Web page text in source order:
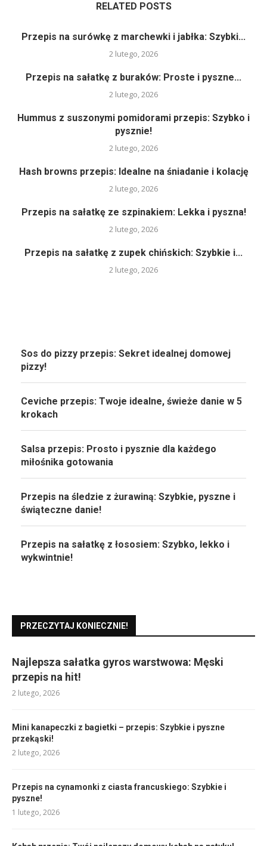
RELATED POSTS
Przepis na surówkę z marchewki i jabłka: Szybki...
2 lutego, 2026
Przepis na sałatkę z buraków: Proste i pyszne...
2 lutego, 2026
Hummus z suszonymi pomidorami przepis: Szybko i
pysznie!
2 lutego, 2026
Hash browns przepis: Idealne na śniadanie i kolację
2 lutego, 2026
Przepis na sałatkę ze szpinakiem: Lekka i pyszna!
2 lutego, 2026
Przepis na sałatkę z zupek chińskich: Szybkie i...
2 lutego, 2026
Sos do pizzy przepis: Sekret idealnej domowej
pizzy!
Ceviche przepis: Twoje idealne, świeże danie w 5
krokach
Salsa przepis: Prosto i pysznie dla każdego
miłośnika gotowania
Przepis na śledzie z żurawiną: Szybkie, pyszne i
świąteczne danie!
Przepis na sałatkę z łososiem: Szybko, lekko i
wykwintnie!
PRZECZYTAJ KONIECZNIE!
Najlepsza sałatka gyros warstwowa: Męski
przepis na hit!
2 lutego, 2026
Mini kanapeczki z bagietki – przepis: Szybkie i pyszne
przekąski!
2 lutego, 2026
Przepis na cynamonki z ciasta francuskiego: Szybkie i
pyszne!
1 lutego, 2026